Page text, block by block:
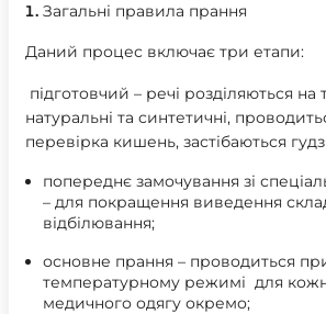
Загальні правила прання
Даний процес включає три етапи:
підготовчий – речі розділяються на
натуральні та синтетичні,
перевірка кишень, застібаються
попереднє замочування зі
– для покращення виведення
відбілювання;
основне прання – проводиться
температурному режимі для
медичного одягу окремо;